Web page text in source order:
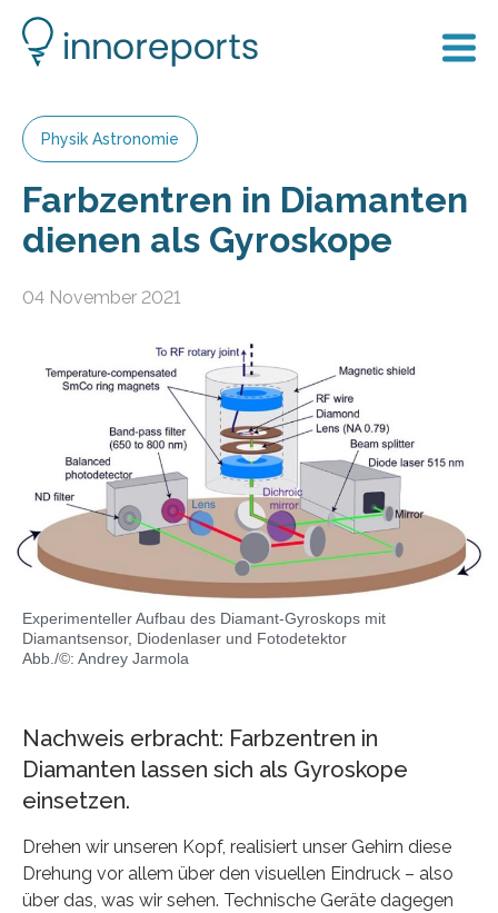
Physik Astronomie
Farbzentren in Diamanten
dienen als Gyroskope
04 November 2021
Experimenteller Aufbau des Diamant-Gyroskops mit
Diamantsensor, Diodenlaser und Fotodetektor
Abb./©: Andrey Jarmola
Nachweis erbracht: Farbzentren in
Diamanten lassen sich als Gyroskope
einsetzen.
Drehen wir unseren Kopf, realisiert unser Gehirn diese
Drehung vor allem über den visuellen Eindruck – also
über das, was wir sehen. Technische Geräte dagegen